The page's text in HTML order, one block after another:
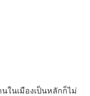
นเมืองเป็นหลักก็ไม่